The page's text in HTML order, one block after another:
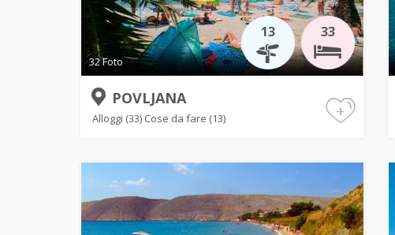
32 Foto
33
13
POVLJANA
Alloggi (33) Cose da fare (13) +